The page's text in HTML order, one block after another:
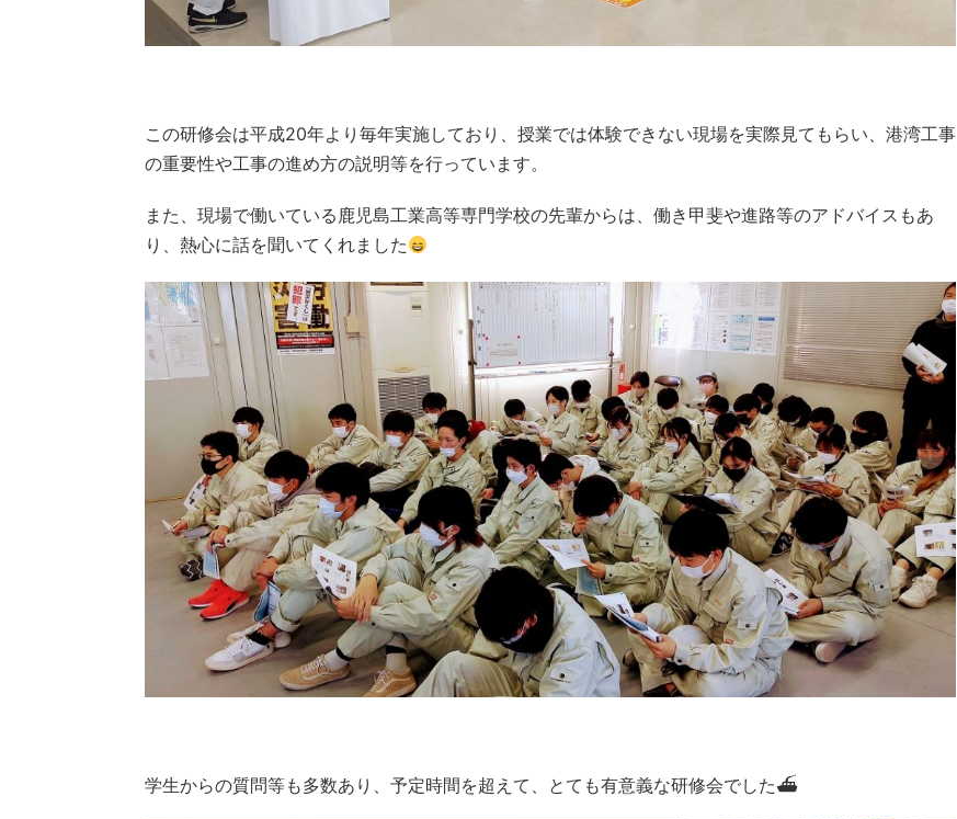
この研修会は平成20年より毎年実施しており、授業では体験できない現場を実際見てもらい、港湾工事
の重要性や工事の進め方の説明等を行っています。
また、現場で働いている鹿児島工業高等専門学校の先輩からは、働き甲斐や進路等のアドバイスもあ
り、熱心に話を聞いてくれました
学生からの質問等も多数あり、予定時間を超えて、とても有意義な研修会でした⛴